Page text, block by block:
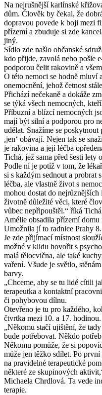
Na nejrušnější karlínské
dům. Člověk by čekal, že
dopravou povede k boji mezi
přízemí a zbuduje si zde
jiný.
Sídlo zde našlo občanské
kdo přijde, zavolá nebo pošle
podporou čelit rakovině a
O této nemoci se hodně mluví
onemocnění, jehož četnost
Přichází nečekaně a dokáže
se týká všech nemocných,
Příbuzní a blízcí nemocných
mají být silní a podporou pro
udělat. Snažíme se
,jen‘ obávají. Nejen tak se
je rakovina a její léčba
Tichá, jež sama před šesti lety
Podle ní je potíž v tom, že
si s každým sednout a probrat
léčba, ale vlastně život s
mohou dostat do
životně důležité věci, které
vůbec nepřipouštěl.“ říká
Amélie obsadila přízemí domu
Umožnila jí to radnice Prahy 8.
Je zde přijímací místnost
možné v klidu hovořit s
malá tělocvična, ale také
vaření. Všude je světlo,
barvy.
„Chceme, aby se tu lidé cítili
terapeutka a kontaktní
či pohybovou dílnu.
Otevřeno je tu pro každého,
čtvrtka mezi 10. a 17. hodinou.
„Někomu stačí ujištění, že
bude potřebovat. Někdo
Někomu pomůže, že si
může jen těžko sdílet. Po
na pravidelné terapeutické
některé ze skupinových
Michaela Chrdlová. Ta vede
terapie.